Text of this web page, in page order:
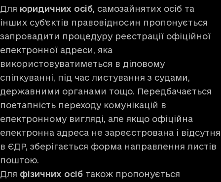
Для юридичних осіб, самозайнятих осіб та
інших суб'єктів правовідносин пропонується
запровадити процедуру реєстрації офіційної
електронної адреси, яка
використовуватиметься в діловому
спілкуванні, під час листування з судами,
державними органами тощо. Передбачається
поетапність переходу комунікацій в
електронному вигляді, але якщо офіційна
електронна адреса не зареєстрована і відсутня
в ЄДР, зберігається форма направлення листів
поштою.
Для фізичних осіб також пропонується